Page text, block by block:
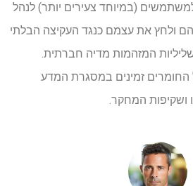
(במיוחד צעירים יותר) לנהל
ולחץ את עצמם כנגד העקיצה הבלתי
המזהמות מדיה חברתית.
זמינים במסגרת המדע
ושקיפות המחקר.